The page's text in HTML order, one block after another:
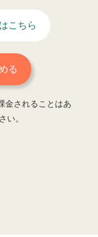
こちら
る
金されることはあ
い。